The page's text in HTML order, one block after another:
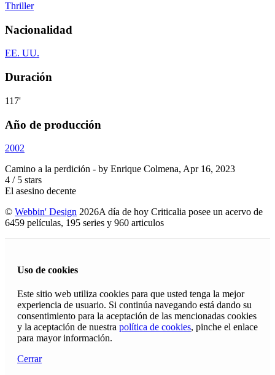
Thriller
Nacionalidad
EE. UU.
Duración
117'
Año de producción
2002
Camino a la perdición - by Enrique Colmena, Apr 16, 2023
4 / 5 stars
El asesino decente
© Webbin' Design 2026A día de hoy Criticalia posee un acervo de
6459 películas, 195 series y 960 articulos
Uso de cookies
Este sitio web utiliza cookies para que usted tenga la mejor
experiencia de usuario. Si continúa navegando está dando su
consentimiento para la aceptación de las mencionadas cookies
y la aceptación de nuestra política de cookies, pinche el enlace
para mayor información.
Cerrar